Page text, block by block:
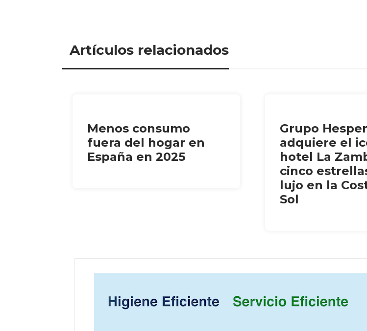
Artículos relacionados
Menos consumo
fuera del hogar en
España en 2025
Grupo
adquiere el
hotel La
cinco
lujo en la
Sol